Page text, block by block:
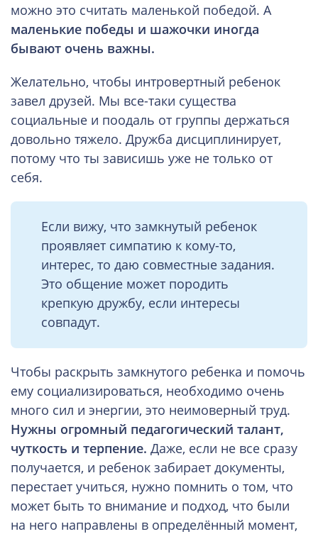
можно это считать маленькой победой. А
маленькие победы и шажочки иногда
бывают очень важны.
Желательно, чтобы интровертный ребенок
завел друзей. Мы все-таки существа
социальные и поодаль от группы держаться
довольно тяжело. Дружба дисциплинирует,
потому что ты зависишь уже не только от
себя.
Если вижу, что замкнутый ребенок
проявляет симпатию к кому-то,
интерес, то даю совместные задания.
Это общение может породить
крепкую дружбу, если интересы
совпадут.
Чтобы раскрыть замкнутого ребенка и помочь
ему социализироваться, необходимо очень
много сил и энергии, это неимоверный труд.
Нужны огромный педагогический талант,
чуткость и терпение. Даже, если не все сразу
получается, и ребенок забирает документы,
перестает учиться, нужно помнить о том, что
может быть то внимание и подход, что были
на него направлены в определённый момент,